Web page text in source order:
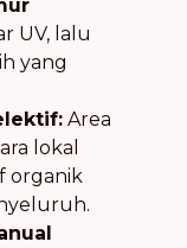
UV, lalu
yang
Area
lokal
organik